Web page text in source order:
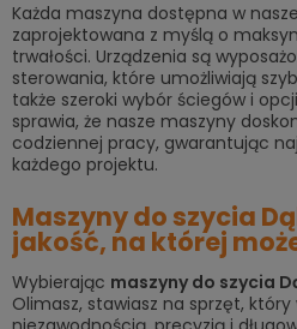
Każda maszyna dostępna w
zaprojektowana z myślą o
trwałości. Urządzenia są
sterowania, które umożliwiają
także szeroki wybór ściegów i
sprawia, że nasze maszyny
codziennej pracy, gwarantując
każdego projektu.
Maszyny do szycia
jakość, na której
Wybierając maszyny do szycia
Olimasz, stawiasz na sprzęt, który